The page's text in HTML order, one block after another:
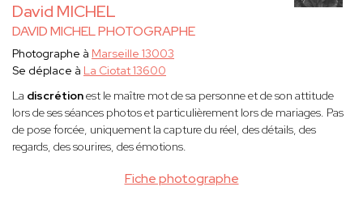
David MICHEL
DAVID MICHEL PHOTOGRAPHE
Fiche photographe
Photographe à Marseille 13003
Se déplace à La Ciotat 13600
La discrétionest le maître mot de sa personne et de son attitude
lors de ses séances photos et particulièrement lors de mariages. Pas
de pose forcée, uniquement la capture du réel, des détails, des
regards, des sourires, des émotions.